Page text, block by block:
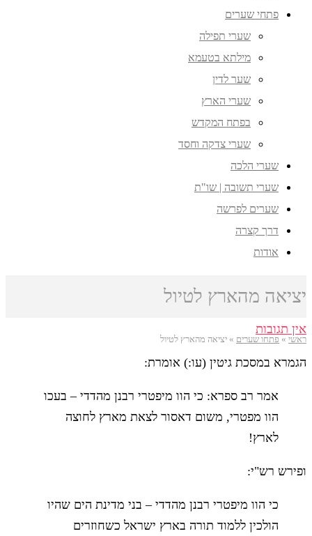
פתחי שערים
שערי תפילה
מילתא בטעמא
שער לדין
שערי הארץ
בפתח המקדש
שערי צדקה וחסד
שערי הלכה
שערי תשובה | שו"ת
שערים לפרשה
דרך קצרה
אודות
יציאה מהארץ לטיול
ראשי » פתחו שערים » יציאה מהארץ לטיול
אין תגובות
הגמרא במסכת גיטין (עו:) אומרת:
אמר רב ספרא: כי הוו מיפטרי רבנן מהדדי – בעכו
הוו מפטרי, משום דאסור לצאת מארץ לחוצה
לארץ!
ופירש רש"י:
כי הוו מיפטרי רבנן מהדדי – בני מדינת הים שהיו
הולכין ללמוד תורה בארץ ישראל כשחוזרים